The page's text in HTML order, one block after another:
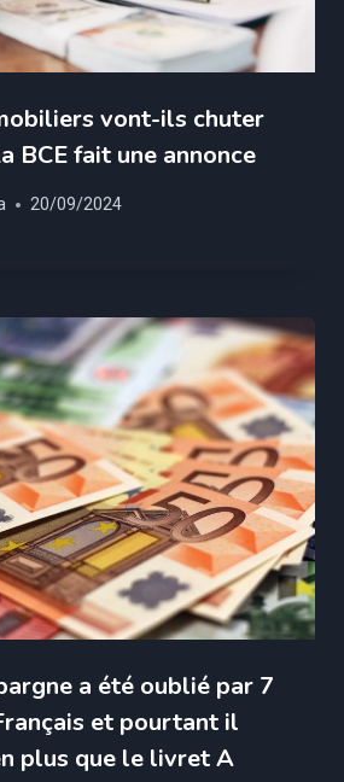
vont-ils chuter
BCE fait une annonce
20/09/2024
a été oublié par 7
et pourtant il
plus que le livret A